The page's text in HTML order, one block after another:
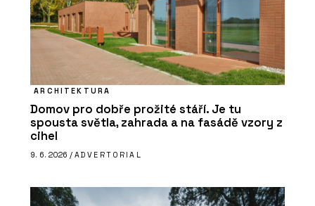
ARCHITEKTURA
Domov pro dobře prožité stáří. Je tu
spousta světla, zahrada a na fasádě vzory z
cihel
9. 6. 2026 / ADVERTORIAL